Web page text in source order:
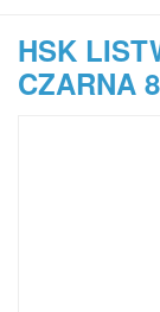
HSK
CZARNA